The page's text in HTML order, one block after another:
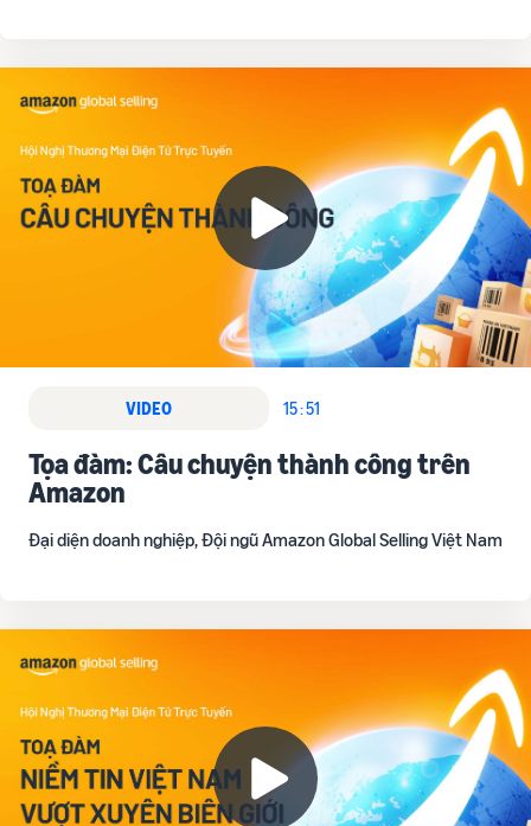
VIDEO 15 : 51
Tọa đàm: Câu chuyện thành công trên
Amazon
Đại diện doanh nghiệp, Đội ngũ Amazon Global Selling Việt Nam